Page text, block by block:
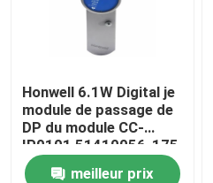
Honwell 6.1W Digital je
module de passage de
DP du module CC-
IP0101 51410056-175
Profibus d'O
meilleur prix